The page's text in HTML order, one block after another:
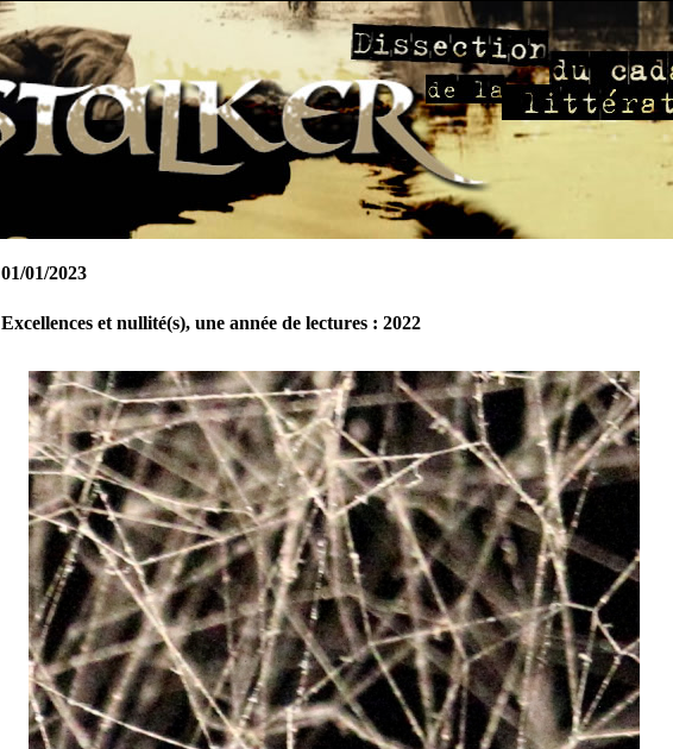
01/01/2023
Excellences et nullité(s), une année de lectures : 2022